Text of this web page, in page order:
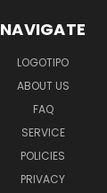
NAVIGATE
LOGOTIPO
ABOUT US
FAQ
SERVICE
POLICIES
PRIVACY